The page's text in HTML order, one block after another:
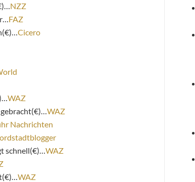
NZZ
FAZ
Cicero
WAZ
WAZ
Nachrichten
schnell(€)… WAZ
WAZ